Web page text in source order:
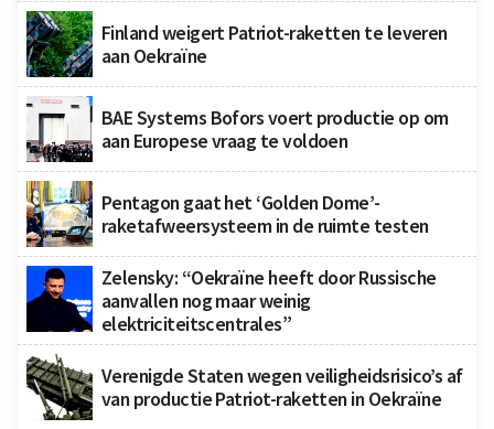
Finland weigert Patriot-raketten te leveren
aan Oekraïne
BAE Systems Bofors voert productie op om
aan Europese vraag te voldoen
Pentagon gaat het ‘Golden Dome’-
raketafweersysteem in de ruimte testen
Zelensky: “Oekraïne heeft door Russische
aanvallen nog maar weinig
elektriciteitscentrales”
Verenigde Staten wegen veiligheidsrisico’s af
van productie Patriot-raketten in Oekraïne